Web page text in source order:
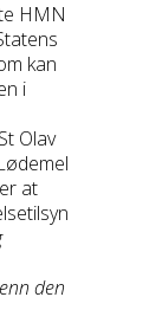
HMN
kan
i
Olav
at
den